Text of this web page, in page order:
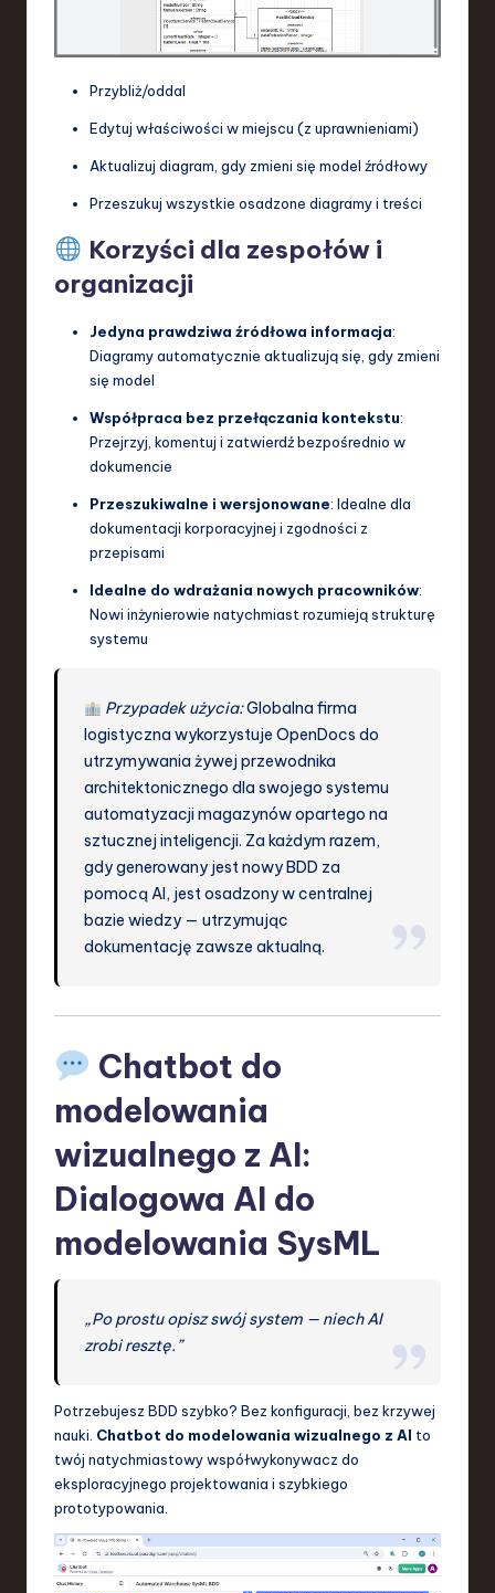
Przybliż/oddal
Edytuj właściwości w miejscu (z uprawnieniami)
Aktualizuj diagram, gdy zmieni się model źródłowy
Przeszukuj wszystkie osadzone diagramy i treści
Korzyści dla zespołów i
organizacji
Jedyna prawdziwa źródłowa informacja:
Diagramy automatycznie aktualizują się, gdy zmieni
się model
Współpraca bez przełączania kontekstu:
Przejrzyj, komentuj i zatwierdź bezpośrednio w
dokumencie
Przeszukiwalne i wersjonowane: Idealne dla
dokumentacji korporacyjnej i zgodności z
przepisami
Idealne do wdrażania nowych pracowników:
Nowi inżynierowie natychmiast rozumieją strukturę
systemu
Przypadek użycia:Globalna firma
logistyczna wykorzystuje OpenDocs do
utrzymywania żywej przewodnika
architektonicznego dla swojego systemu
automatyzacji magazynów opartego na
sztucznej inteligencji. Za każdym razem,
gdy generowany jest nowy BDD za
pomocą AI, jest osadzony w centralnej
bazie wiedzy — utrzymując
dokumentację zawsze aktualną.
Chatbot do
modelowania
wizualnego z AI:
Dialogowa AI do
modelowania SysML
„Po prostu opisz swój system — niech AI
zrobi resztę.”
Potrzebujesz BDD szybko? Bez konfiguracji, bez krzywej
nauki. Chatbot do modelowania wizualnego z AI to
twój natychmiastowy współwykonywacz do
eksploracyjnego projektowania i szybkiego
prototypowania.